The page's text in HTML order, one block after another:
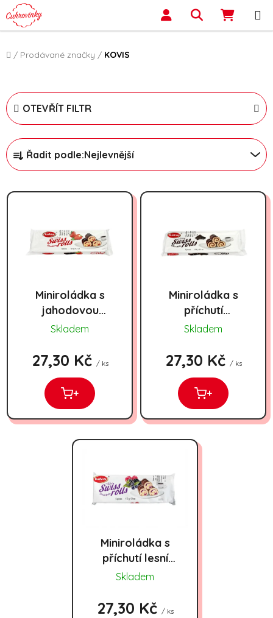
Přejít na obsah Hledat
Domů
/ Prodávané značky / KOVIS
OTEVŘÍT FILTR
Řazení produktů
Řadit podle:Nejlevnější
Výpis produktů
Miniroládka s
jahodovou
příchutí 175g
Skladem
27,30 Kč / ks
+
Miniroládka s
příchutí
čokolády 175g
Skladem
27,30 Kč / ks
+
Miniroládka s
příchutí lesní
směsi 175g
Skladem
27,30 Kč / ks